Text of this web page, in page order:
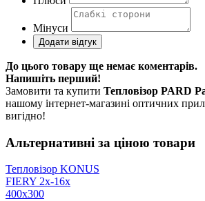
Мінуси
До цього товару ще немає коментарів.
Напишіть перший!
Замовити та купити Тепловізор PARD
нашому інтернет-магазині оптичних
вигідно!
Альтернативні за ціною товари
Тепловізор KONUS
FIERY 2x-16x
400x300